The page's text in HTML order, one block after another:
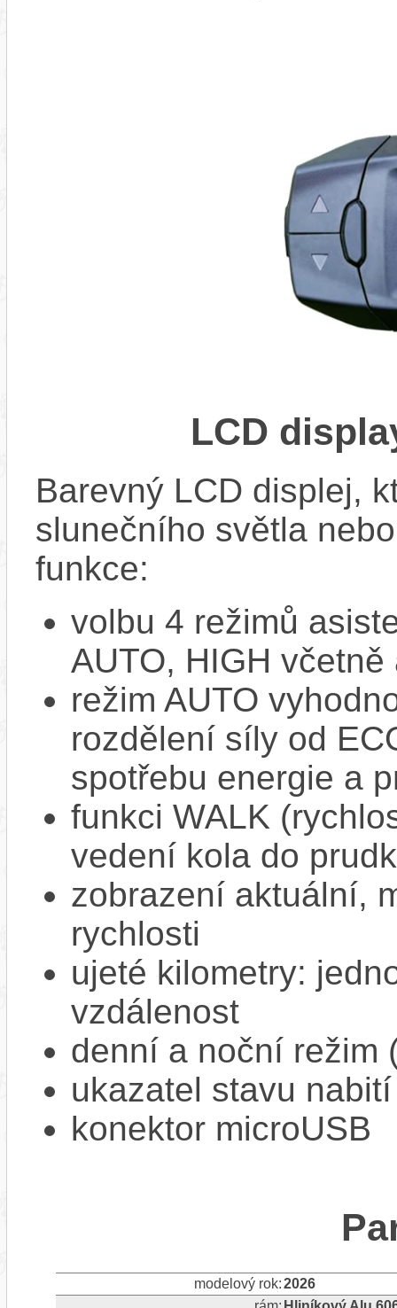
LCD
Barevný LCD displej,
slunečního světla
funkce:
volbu 4 režimů
AUTO, HIGH
režim AUTO
rozdělení síly od
spotřebu energie a
funkci WALK
vedení kola do
zobrazení aktuální,
rychlosti
ujeté kilometry:
vzdálenost
denní a noční režim
ukazatel stavu
konektor microUSB
modelový rok:2026